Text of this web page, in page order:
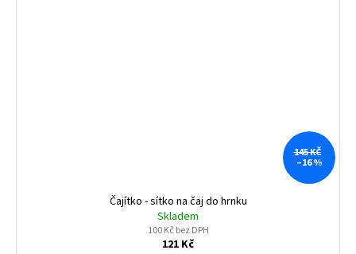
145 KČ
–16 %
Čajítko - sítko na čaj do hrnku
Skladem
100 Kč bez DPH
121 Kč